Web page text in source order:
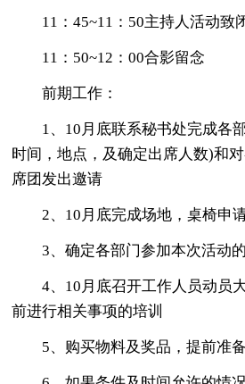
11：45~11：50主持人活动致
11：50~12：00合影留念
前期工作：
1、10月底联系秘书处完成各
时间，地点，及确定出席人数)和
席团发出邀请
2、10月底完成场地，桌椅申
3、确定各部门参加本次活动
4、10月底召开工作人员动员
前进行相关事项的培训
5、购买物料及奖品，提前准